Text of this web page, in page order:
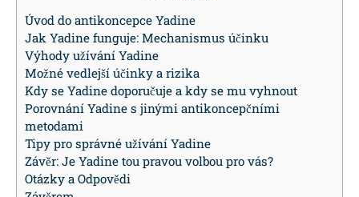
Úvod do antikoncepce Yadine
Jak Yadine funguje: Mechanismus účinku
Výhody užívání Yadine
Možné vedlejší účinky a rizika
Kdy se Yadine doporučuje a kdy se mu vyhnout
Porovnání Yadine s jinými antikoncepčními
metodami
Tipy pro správné užívání Yadine
Závěr: Je Yadine tou pravou volbou pro vás?
Otázky a Odpovědi